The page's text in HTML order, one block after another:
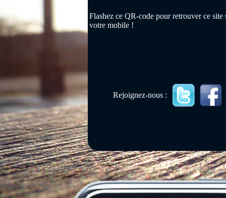
Flashez ce QR-code pour retrouver ce site
votre mobile !
Rejoignez-nous :